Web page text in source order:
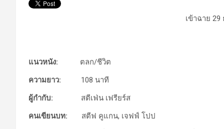
เข้าฉาย 29
แนวหนัง: ตลก/ชีวิต
ความยาว: 108 นาที
ผู้กำกับ:
สตีเฟ่น เฟรียร์ส
คนเขียนบท: สตีฟ คูแกน, เจฟฟ์ โปป